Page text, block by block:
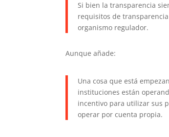
Si bien la transparencia
requisitos de
organismo regulador.
Aunque añade:
Una cosa que está
instituciones están
incentivo para utilizar sus
operar por cuenta propia.